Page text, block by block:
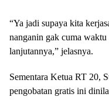
“Ya jadi supaya kita
nanganin gak cuma
lanjutannya,” jelasnya.
Sementara Ketua RT 20,
pengobatan gratis ini